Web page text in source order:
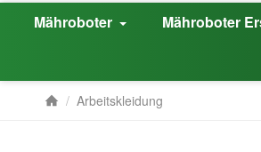
Mähroboter Mähroboter
/ Arbeitskleidung